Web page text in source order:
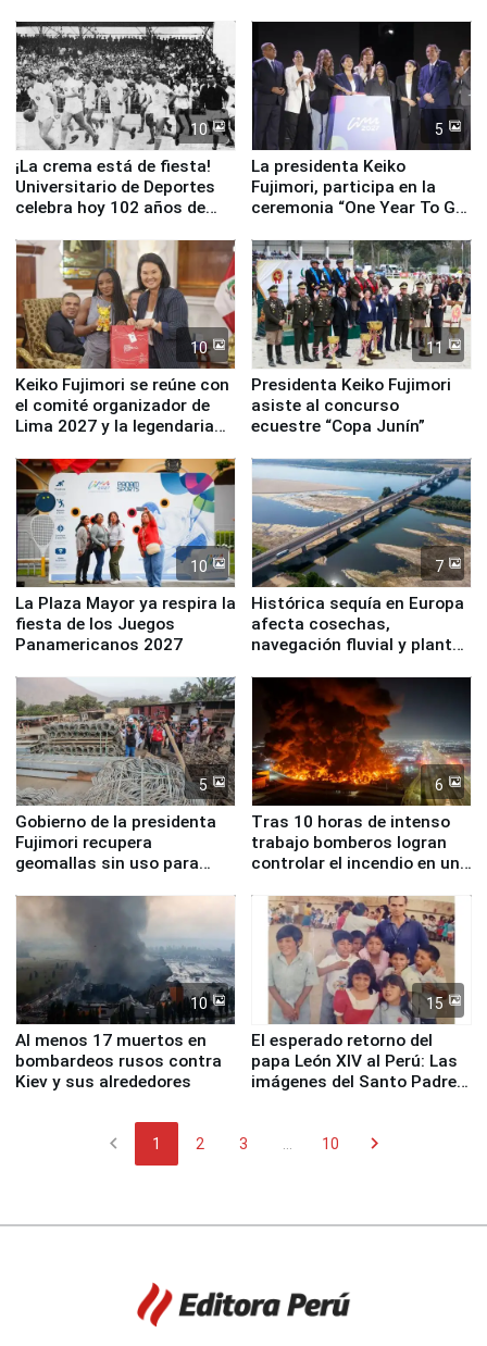
equipamiento para
Serenazgo
10
¡La crema está de fiesta!
Universitario de Deportes
celebra hoy 102 años de
5
La presidenta Keiko
Fujimori, participa en la
ceremonia “One Year To Go
10
Keiko Fujimori se reúne con
el comité organizador de
Lima 2027 y la legendaria
11
Presidenta Keiko Fujimori
asiste al concurso
ecuestre “Copa Junín”
10
La Plaza Mayor ya respira la
fiesta de los Juegos
Panamericanos 2027
7
Histórica sequía en Europa
afecta cosechas,
navegación fluvial y plantas
5
Gobierno de la presidenta
Fujimori recupera
geomallas sin uso para
Fenómeno El Niño
6
Tras 10 horas de intenso
trabajo bomberos logran
controlar el incendio en una
de Chile
10
Al menos 17 muertos en
bombardeos rusos contra
Kiev y sus alrededores
15
El esperado retorno del
papa León XIV al Perú: Las
imágenes del Santo Padre
chevron_left 1 2 3 10 chevron_right